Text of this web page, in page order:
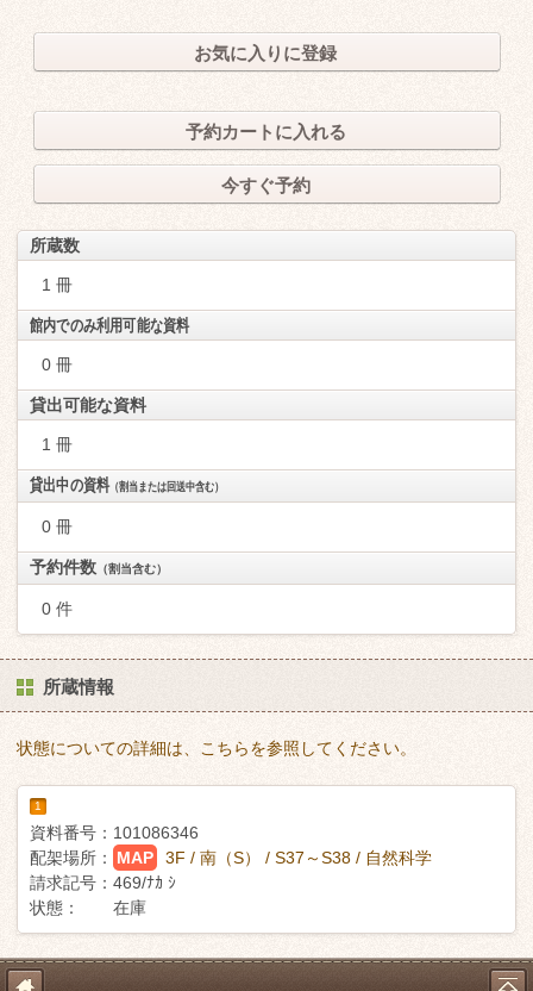
お気に入りに登録
予約カートに入れる
今すぐ予約
所蔵数
1 冊
館内でのみ利用可能な資料
0 冊
貸出可能な資料
1 冊
貸出中の資料（割当または回送中含む）
0 冊
予約件数 （割当含む）
0 件
所蔵情報
状態についての詳細は、こちらを参照してください。
1
資料番号： 101086346
配架場所：
MAP
3F / 南（S） / S37～S38 / 自然科学
請求記号： 469/ﾅｶ ｼ
状態：
在庫